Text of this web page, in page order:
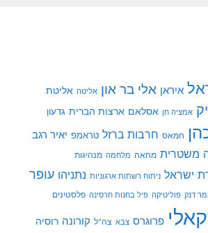
איראן אלי בר און אליטה אליטת
אמציה חן אסלאם ארצות הברית גדעון
חמאס חרבות ברזל טראמפ יאיר רגב
משטרית מחאה מלחמה מנהיגות
ישראל ניתוח רשתות ארגוניות נתניהו עופר
דנק פוליטיקה פיל בחנות חרסינה פלסטינים
פרוגרס צבא צה"ל קורונה רוסיה